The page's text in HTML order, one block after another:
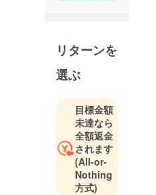
リターンを
選ぶ
目標金額
未達なら
全額返金
されます
(All-or-
Nothing
方式)